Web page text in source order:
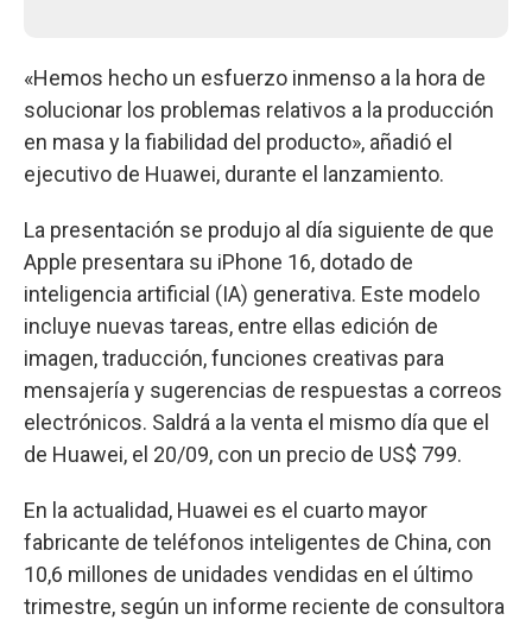
«Hemos hecho un esfuerzo inmenso a la hora de
solucionar los problemas relativos a la producción
en masa y la fiabilidad del producto», añadió el
ejecutivo de Huawei, durante el lanzamiento.
La presentación se produjo al día siguiente de que
Apple presentara su iPhone 16, dotado de
inteligencia artificial (IA) generativa. Este modelo
incluye nuevas tareas, entre ellas edición de
imagen, traducción, funciones creativas para
mensajería y sugerencias de respuestas a correos
electrónicos. Saldrá a la venta el mismo día que el
de Huawei, el 20/09, con un precio de US$ 799.
En la actualidad, Huawei es el cuarto mayor
fabricante de teléfonos inteligentes de China, con
10,6 millones de unidades vendidas en el último
trimestre, según un informe reciente de consultora